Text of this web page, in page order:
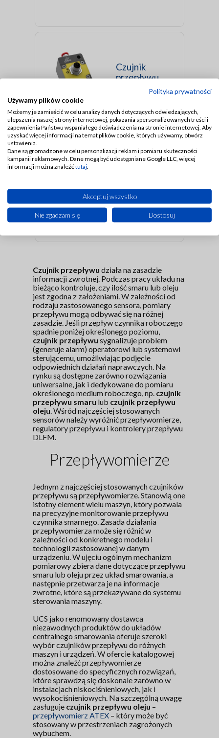
Czujnik
przepływu
powietrza/oleju
przepływu
Czujnik przepływu działa na zasadzie
informacji zwrotnej. Podczas pracy układu na
bieżąco kontroluje, czy ilość smaru lub oleju
jest zgodna z założeniami. W zależności od
rodzaju zastosowanego sensora, pomiary
przepływu mogą odbywać się na różnej
zasadzie. Jeśli przepływ czynnika roboczego
spadnie poniżej określonego poziomu,
czujnik przepływu sygnalizuje problem
(generuje alarm) operatorowi lub systemowi
sterującemu, umożliwiając podjęcie
odpowiednich działań naprawczych. Na
rynku są dostępne zarówno rozwiązania
uniwersalne, jak i dedykowane do pomiaru
określonego medium roboczego, np. czujnik
przepływu smaru lub czujnik przepływu
oleju. Wśród najczęściej stosowanych
sensorów należy wyróżnić przepływomierze,
regulatory przepływu i kontrolery przepływu
DLFM.
Przepływomierze
Jednym z najczęściej stosowanych czujników
przepływu są przepływomierze. Stanowią one
istotny element wielu maszyn, który pozwala
na precyzyjne monitorowanie przepływu
czynnika smarnego. Zasada działania
przepływomierza może się różnić w
zależności od konkretnego modelu i
technologii zastosowanej w danym
urządzeniu. W ujęciu ogólnym mechanizm
pomiarowy zbiera dane dotyczące przepływu
smaru lub oleju przez układ smarowania, a
następnie przetwarza je na informacje
zwrotne, które są przekazywane do systemu
sterowania maszyny.
UCS jako renomowany dostawca
niezawodnych produktów do układów
centralnego smarowania oferuje szeroki
wybór czujników przepływu do różnych
maszyn i urządzeń. W ofercie katalogowej
można znaleźć przepływomierze
dostosowane do specyficznych rozwiązań,
które sprawdzą się doskonale zarówno w
instalacjach niskociśnieniowych, jak i
wysokociśnieniowych. Na szczególną uwagę
zasługuje czujnik przepływu oleju –
przepływomierz ATEX – który może być
stosowany w przestrzeniach zagrożonych
wybuchem.
Polityka prywatności
Używamy plików cookie
Możemy je zamieścić w celu analizy danych dotyczących odwiedzających,
ulepszenia naszej strony internetowej, pokazania spersonalizowanych treści i
zapewnienia Państwu wspaniałego doświadczenia na stronie internetowej. Aby
uzyskać więcej informacji na temat plików cookie, których używamy, otwórz
ustawienia.
Dane są gromadzone w celu personalizacji reklam i pomiaru skuteczności
kampanii reklamowych. Dane mogą być udostępniane Google LLC, więcej
informacji można znaleźć tutaj
Akceptuj wszystko
Nie zgadzam się Dostosuj